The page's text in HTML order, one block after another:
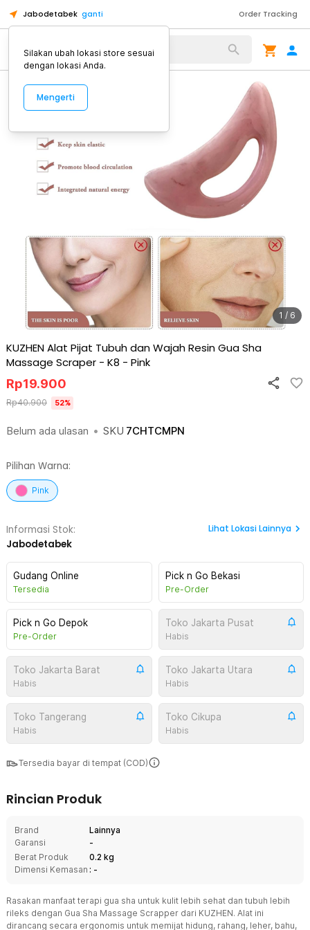
Jabodetabek ganti Order Tracking
Alat Kopi
1 / 6
KUZHEN Alat Pijat Tubuh dan Wajah Resin Gua Sha
Massage Scraper - K8 - Pink
Belum ada ulasan • SKU 7CHTCMPN
Rp19.900
Rp40.900 52%
Pilihan Warna:
Pink
Informasi Stok:
Jabodetabek
Lihat Lokasi Lainnya
Gudang Online
Tersedia
Pick n Go Bekasi
Pre-Order
Pick n Go Depok
Pre-Order
Toko Jakarta Pusat
Habis
Toko Jakarta Barat
Habis
Toko Jakarta Utara
Habis
Toko Tangerang
Habis
Toko Cikupa
Habis
Tersedia bayar di tempat (COD)
Rincian Produk
Brand
Lainnya
Garansi
-
Berat Produk
0.2 kg
Dimensi Kemasan : -
Rasakan manfaat terapi gua sha untuk kulit lebih sehat dan tubuh lebih
rileks dengan Gua Sha Massage Scrapper dari KUZHEN. Alat ini
dirancang secara ergonomis untuk memijat hidung, rahang, leher, bahu,
Silakan ubah lokasi store sesuai
dengan lokasi Anda.
Mengerti